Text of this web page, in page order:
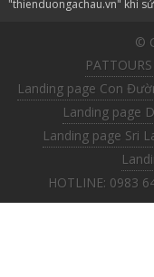
"thienduongachau.vn" khi
©
Landing page Con
Landing page
Landing page Sri
HOTLINE: 0983